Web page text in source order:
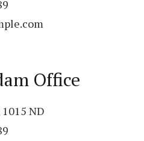
Office
ND